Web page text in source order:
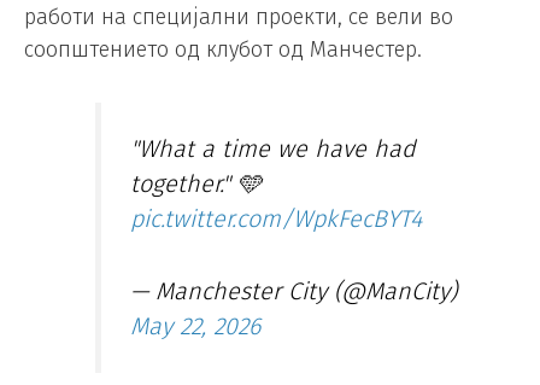
работи на специјални проекти, се вели во
соопштението од клубот од Манчестер.
"What a time we have had
together." 🩵
pic.twitter.com/WpkFecBYT4
— Manchester City (@ManCity)
May 22, 2026